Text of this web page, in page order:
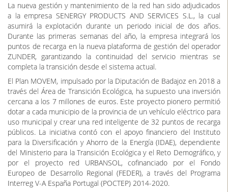
La nueva gestión y mantenimiento de la red han sido adjudicados
a la empresa SENERGY PRODUCTS AND SERVICES S.L., la cual
asumirá la explotación durante un periodo inicial de dos años.
Durante las primeras semanas del año, la empresa integrará los
puntos de recarga en la nueva plataforma de gestión del operador
ZUNDER, garantizando la continuidad del servicio mientras se
completa la transición desde el sistema actual.
El Plan MOVEM, impulsado por la Diputación de Badajoz en 2018 a
través del Área de Transición Ecológica, ha supuesto una inversión
cercana a los 7 millones de euros. Este proyecto pionero permitió
dotar a cada municipio de la provincia de un vehículo eléctrico para
uso municipal y crear una red inteligente de 32 puntos de recarga
públicos. La iniciativa contó con el apoyo financiero del Instituto
para la Diversificación y Ahorro de la Energía (IDAE), dependiente
del Ministerio para la Transición Ecológica y el Reto Demográfico, y
por el proyecto red URBANSOL, cofinanciado por el Fondo
Europeo de Desarrollo Regional (FEDER), a través del Programa
Interreg V-A España Portugal (POCTEP) 2014-2020.